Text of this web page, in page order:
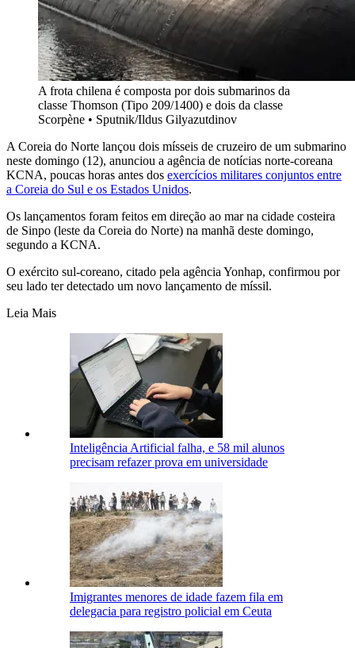
A frota chilena é composta por dois submarinos da
classe Thomson (Tipo 209/1400) e dois da classe
Scorpène • Sputnik/Ildus Gilyazutdinov
A Coreia do Norte lançou dois mísseis de cruzeiro de um submarino
neste domingo (12), anunciou a agência de notícias norte-coreana
KCNA, poucas horas antes dos exercícios militares conjuntos entre
a Coreia do Sul e os Estados Unidos.
Os lançamentos foram feitos em direção ao mar na cidade costeira
de Sinpo (leste da Coreia do Norte) na manhã deste domingo,
segundo a KCNA.
O exército sul-coreano, citado pela agência Yonhap, confirmou por
seu lado ter detectado um novo lançamento de míssil.
Leia Mais
Inteligência Artificial falha, e 58 mil alunos
precisam refazer prova em universidade
Imigrantes menores de idade fazem fila em
delegacia para registro policial em Ceuta